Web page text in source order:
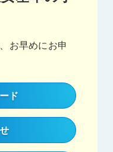
お早めにお申
ド